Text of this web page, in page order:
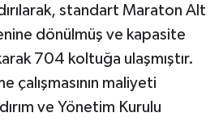
standart Maraton Alt
dönülmüş ve kapasite
704 koltuğa ulaşmıştır.
çalışmasının maliyeti
ve Yönetim Kurulu